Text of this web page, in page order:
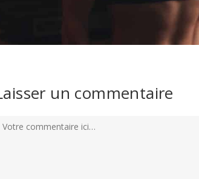
un commentaire